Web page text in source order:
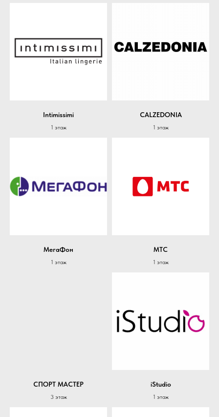
Intimissimi
1 этаж
CALZEDONIA
1 этаж
МегаФон
1 этаж
МТС
1 этаж
СПОРТ МАСТЕР
3 этаж
iStudio
1 этаж